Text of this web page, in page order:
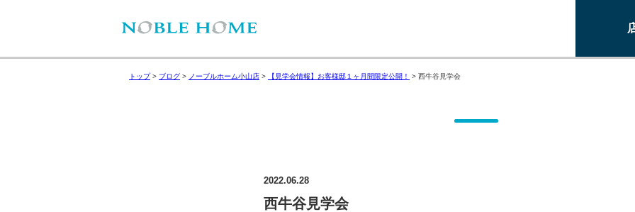
トップ> ブログ > ノーブルホーム小山店 > 【見学会情報】お客様邸１ヶ月間限定公開！ > 西牛谷見学会
2022.06.28
西牛谷見学会